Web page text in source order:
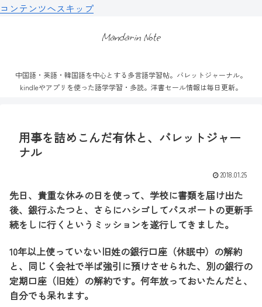
コンテンツへスキップ
Mandarin Note
中国語・英語・韓国語を中心とする多言語学習帖。バレットジャーナル。
kindleやアプリを使った語学学習・多読。洋書セール情報は毎日更新。
用事を詰めこんだ有休と、バレットジャー
ナル
2018.01.25
先日、貴重な休みの日を使って、学校に書類を届け出た
後、銀行ふたつと、さらにハシゴしてパスポートの更新手
続をしに行くというミッションを遂行してきました。
10年以上使っていない旧姓の銀行口座（休眠中）の解約
と、同じく会社で半ば強引に預けさせられた、別の銀行の
定期口座（旧姓）の解約です。何年放っておいたんだと、
自分でも呆れます。